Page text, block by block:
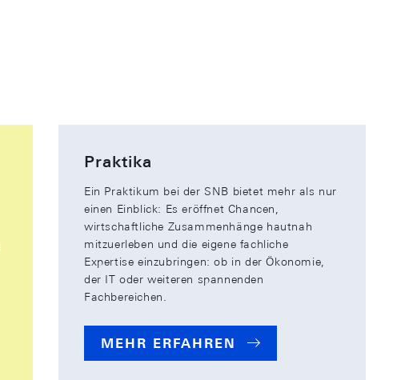
Praktika
Ein Praktikum bei der SNB bietet mehr als nur
einen Einblick: Es eröffnet Chancen,
wirtschaftliche Zusammenhänge hautnah
mitzuerleben und die eigene fachliche
Expertise einzubringen: ob in der Ökonomie,
der IT oder weiteren spannenden
Fachbereichen.
MEHR ERFAHREN